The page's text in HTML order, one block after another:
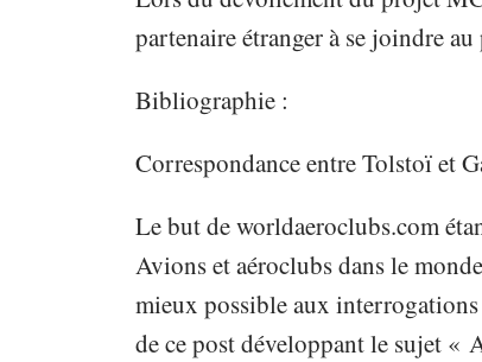
partenaire étranger à se joindre
Bibliographie :
Correspondance entre Tolstoï et
Le but de worldaeroclubs.com
Avions et aéroclubs dans le
mieux possible aux
de ce post développant le sujet «